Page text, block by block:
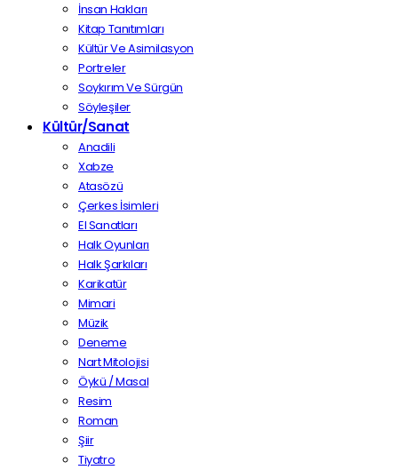
İnsan Hakları
Kitap Tanıtımları
Kültür Ve Asimilasyon
Portreler
Soykırım Ve Sürgün
Söyleşiler
Kültür/Sanat
Anadili
Xabze
Atasözü
Çerkes İsimleri
El Sanatları
Halk Oyunları
Halk Şarkıları
Karikatür
Mimari
Müzik
Deneme
Nart Mitolojisi
Öykü / Masal
Resim
Roman
Şiir
Tiyatro